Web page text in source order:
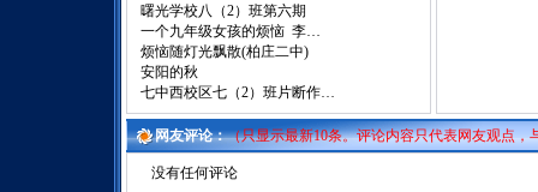
曙光学校八（2）班第六期
一个九年级女孩的烦恼 李…
烦恼随灯光飘散(柏庄二中)
安阳的秋
七中西校区七（2）班片断作…
网友评论：（只显示最新10条。评论内容只代表网友观点，
没有任何评论